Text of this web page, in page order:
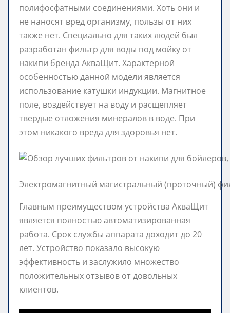
полифосфатными соединениями. Хоть они и
не наносят вред организму, пользы от них
также нет. Специально для таких людей был
разработан фильтр для воды под мойку от
накипи бренда АкваЩит. Характерной
особенностью данной модели является
использование катушки индукции. Магнитное
поле, воздействует на воду и расщепляет
твердые отложения минералов в воде. При
этом никакого вреда для здоровья нет.
Электромагнитный магистральный (проточный)
Главным преимуществом устройства АкваЩит
является полностью автоматизированная
работа. Срок службы аппарата доходит до 20
лет. Устройство показало высокую
эффективность и заслужило множество
положительных отзывов от довольных
клиентов.